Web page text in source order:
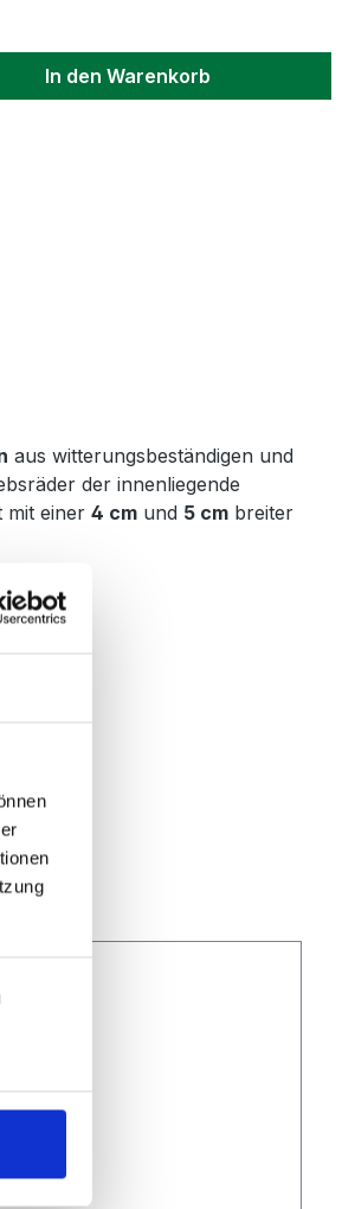
gewünschten Wert
In den Warenkorb
aus witterungsbeständigen und
der innenliegende
mit einer 4 cm und 5 cm breiter